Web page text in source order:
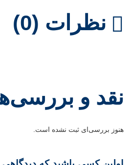
نظرات (0)
نقد و
هنوز بررسی‌ای ثبت نشده است.